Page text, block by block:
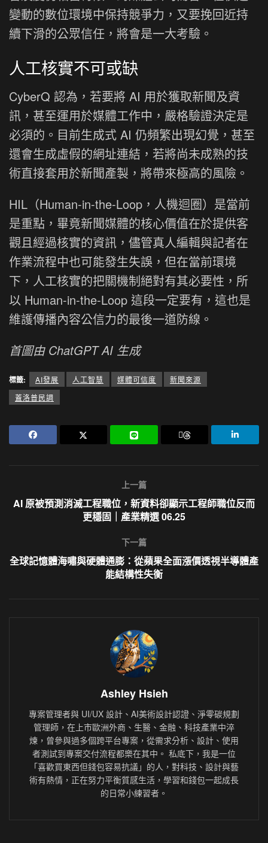
變動的數位環境中保持競爭力，又要挽回近持
續下滑的公眾信任，將會是一大考驗。
人工核實不可或缺
CyberQ 認為，若要將 AI 用於獲取新聞及資
訊，甚至運用於媒體工作中，嚴格驗證決定是
必須的。目前生成式 AI 仍頻繁出現幻覺，甚至
還會生成虛假的網址連結，若將尚未成熟的技
術直接套用於新聞產製，將帶來極高的風險。
HIL（Human-in-the-Loop，人機迴圈）是當前
是重點，畢竟新聞媒體的核心價值在於提供客
觀且經過核實的資訊，儘管真人編輯與記者在
作業流程中也可能發生失誤，但在當前環境
下，人工核實的把關機制絕對有其必要性，所
以 Human-in-the-Loop 這段一定要有，這也是
維護傳播內容公信力的最後一道防線。
首圖由 ChatGPT AI 生成
標籤: AI發展 人工智慧 媒體可信度
新聞來源
蓋洛普民調
上一篇
AI 原被預測消滅工程職位，新資料卻顯示工程師職位反而
更穩固｜產業精選 06.25
下一篇
全球記憶體海嘯與硬體通膨：從蘋果全面漲價透視半導體產
能結構性失衡
Ashley Hsieh
專案管理者與 UI/UX 設計、AI美術設計認證、淨零碳規劃
管理師，在上市歐洲外商、生醫、金融、科技產業中淬
煉，曾參與過多個跨平台專案，從需求分析、設計、使用
者測試到專案交付流程都樂在其中。 私底下，我是一位
「喜歡買東西但錢包容易抗議」的人，對科技、設計與藝
術有熱情，正在努力平衡質感生活，學習和錢包一起成長
的日常小練習者。